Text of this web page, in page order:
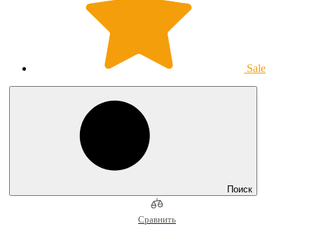
Sale
Поиск
Сравнить